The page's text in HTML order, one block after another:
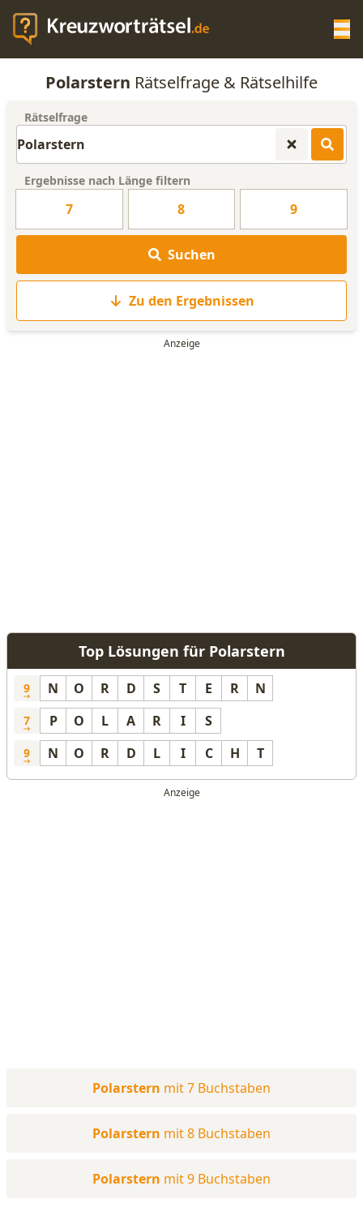
KREUZWORTRÄTSEL-HILFE
WORTLISTE
Polarstern Rätselfrage & Rätselhilfe
Rätselfrage
Ergebnisse nach Länge filtern
7 8 9
Suchen
Zu den Ergebnissen
Top Lösungen für Polarstern
9 N O R D S T E R N
7 P O L A R I S
9 N O R D L I C H T
Polarstern mit 7 Buchstaben
Polarstern mit 8 Buchstaben
Polarstern mit 9 Buchstaben